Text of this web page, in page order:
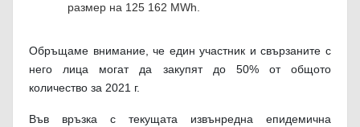
размер на 125 162 MWh.
Обръщаме внимание, че един участник и свързаните с
него лица могат да закупят до 50% от общото
количество за 2021 г.
Във връзка с текущата извънредна епидемична